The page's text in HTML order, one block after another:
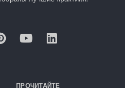
ПРОЧИТАЙТЕ